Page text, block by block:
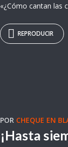
«¿Cómo cantan las
REPRODUCIR
POR CHEQUE EN
¡Hasta